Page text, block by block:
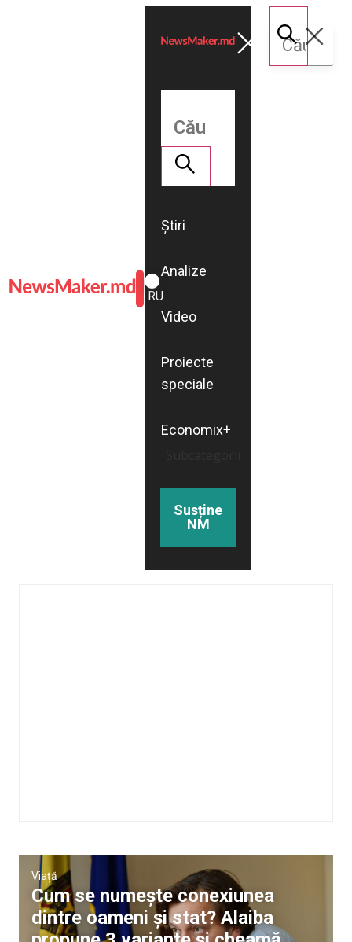
ROMÂNĂ
RU
Știri
Analize
Video
Proiecte
speciale
Economix+
Susține
NM
Viață
Cum se numește conexiunea
dintre oameni și stat? Alaiba